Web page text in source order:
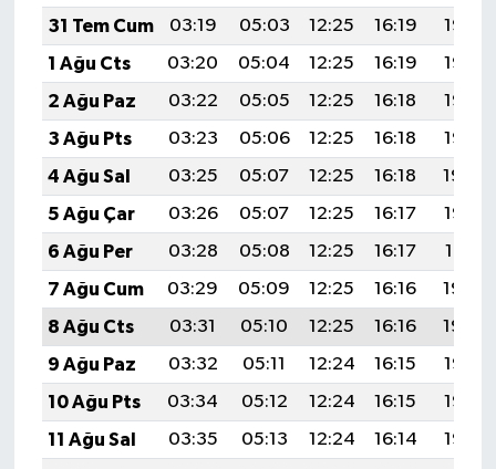
31 Tem Cum
03:19 05:03 12:25 16:19
19:38
1 Ağu Cts
03:20 05:04 12:25 16:19
19:37
2 Ağu Paz
03:22 05:05 12:25 16:18
19:36
3 Ağu Pts
03:23 05:06 12:25 16:18
19:35
4 Ağu Sal
03:25 05:07 12:25 16:18
19:34
5 Ağu Çar
03:26 05:07 12:25 16:17
19:32
6 Ağu Per
03:28 05:08 12:25 16:17
19:31
7 Ağu Cum
03:29 05:09 12:25 16:16
19:30
8 Ağu Cts
03:31 05:10 12:25 16:16
19:29
9 Ağu Paz
03:32 05:11 12:24 16:15
19:28
10 Ağu Pts
03:34 05:12 12:24 16:15
19:26
11 Ağu Sal
03:35 05:13 12:24 16:14
19:25